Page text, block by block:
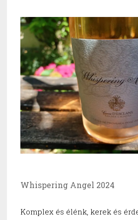
Whispering Angel 2024
Komplex és élénk, kerek és